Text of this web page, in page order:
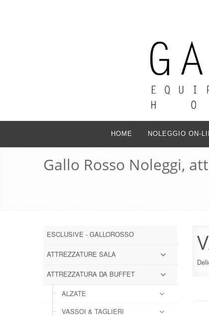
HOME NOLEGGIO ON-
Gallo Rosso Noleggi,
ESCLUSIVE - GALLOROSSO
ATTREZZATURE SALA
ATTREZZATURA DA BUFFET
ALZATE
VASSOI & TAGLIERI